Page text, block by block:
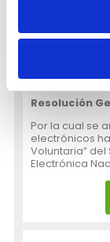
Electrónica
Resolución
Por la cual se
electrónicos
Voluntaria”
Electrónica